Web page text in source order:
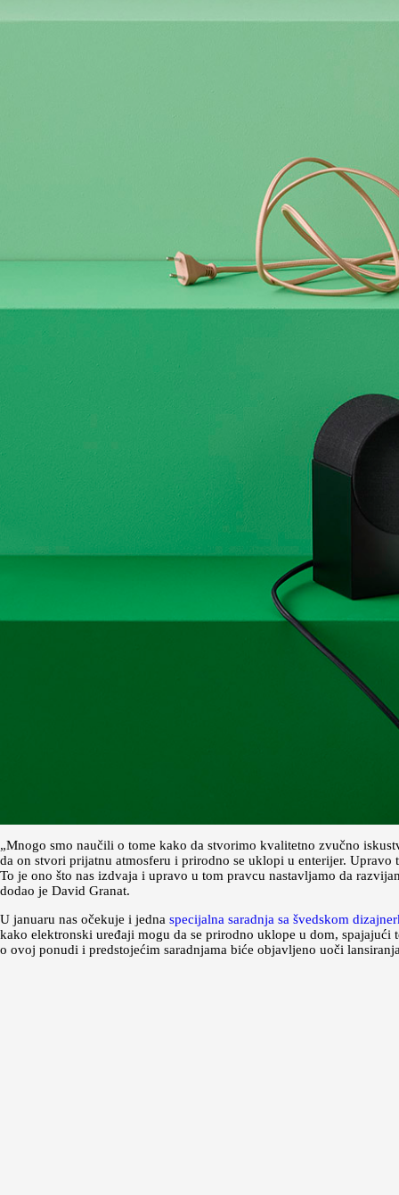
„Mnogo smo naučili o tome kako da stvorimo kvalitetno zvučno
da on stvori prijatnu atmosferu i prirodno se uklopi u enterijer.
To je ono što nas izdvaja i upravo u tom pravcu nastavljamo da
dodao je David Granat.
U januaru nas očekuje i jedna specijalna saradnja sa švedskom
kako elektronski uređaji mogu da se prirodno uklope u dom,
o ovoj ponudi i predstojećim saradnjama biće objavljeno uoči